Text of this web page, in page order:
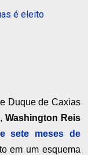
é eleito
Duque de Caxias
Washington Reis
sete meses de
em um esquema